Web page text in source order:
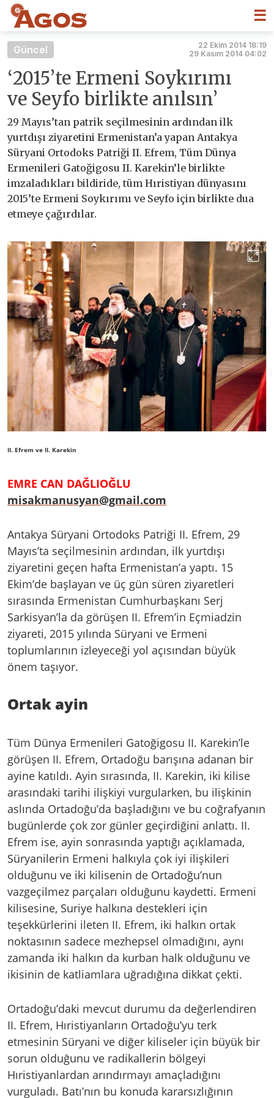
☰
Güncel
22 Ekim 2014 18:19
29 Kasım 2014 04:02
‘2015’te Ermeni Soykırımı
ve Seyfo birlikte anılsın’
29 Mayıs’tan patrik seçilmesinin ardından ilk
yurtdışı ziyaretini Ermenistan’a yapan Antakya
Süryani Ortodoks Patriği II. Efrem, Tüm Dünya
Ermenileri Gatoğigosu II. Karekin’le birlikte
imzaladıkları bildiride, tüm Hıristiyan dünyasını
2015’te Ermeni Soykırımı ve Seyfo için birlikte dua
etmeye çağırdılar.
II. Efrem ve II. Karekin
EMRE CAN DAĞLIOĞLU
misakmanusyan@gmail.com
Antakya Süryani Ortodoks Patriği II. Efrem, 29
Mayıs’ta seçilmesinin ardından, ilk yurtdışı
ziyaretini geçen hafta Ermenistan’a yaptı. 15
Ekim’de başlayan ve üç gün süren ziyaretleri
sırasında Ermenistan Cumhurbaşkanı Serj
Sarkisyan’la da görüşen II. Efrem’in Eçmiadzin
ziyareti, 2015 yılında Süryani ve Ermeni
toplumlarının izleyeceği yol açısından büyük
önem taşıyor.
Ortak ayin
Tüm Dünya Ermenileri Gatoğigosu II. Karekin’le
görüşen II. Efrem, Ortadoğu barışına adanan bir
ayine katıldı. Ayin sırasında, II. Karekin, iki kilise
arasındaki tarihi ilişkiyi vurgularken, bu ilişkinin
aslında Ortadoğu’da başladığını ve bu coğrafyanın
bugünlerde çok zor günler geçirdiğini anlattı. II.
Efrem ise, ayin sonrasında yaptığı açıklamada,
Süryanilerin Ermeni halkıyla çok iyi ilişkileri
olduğunu ve iki kilisenin de Ortadoğu’nun
vazgeçilmez parçaları olduğunu kaydetti. Ermeni
kilisesine, Suriye halkına destekleri için
teşekkürlerini ileten II. Efrem, iki halkın ortak
noktasının sadece mezhepsel olmadığını, aynı
zamanda iki halkın da kurban halk olduğunu ve
ikisinin de katliamlara uğradığına dikkat çekti.
Ortadoğu’daki mevcut durumu da değerlendiren
II. Efrem, Hıristiyanların Ortadoğu’yu terk
etmesinin Süryani ve diğer kiliseler için büyük bir
sorun olduğunu ve radikallerin bölgeyi
Hıristiyanlardan arındırmayı amaçladığını
vurguladı. Batı’nın bu konuda kararsızlığının